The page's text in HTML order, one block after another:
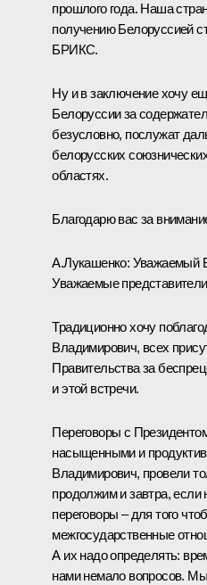
прошлого года. Наша
получению Белоруссией
БРИКС.
Ну и в заключение хочу
Белоруссии за
безусловно, послужат
белорусских
областях.
Благодарю вас за
А.Лукашенко: Уважаемый
Уважаемые
Традиционно хочу
Владимирович, всех
Правительства за
и этой встречи.
Переговоры с
насыщенными и
Владимирович, провели
продолжим и завтра, если
переговоры – для того
межгосударственные
А их надо определять:
нами немало вопросов.